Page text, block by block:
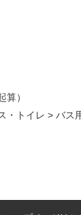
）
・トイレ > バス